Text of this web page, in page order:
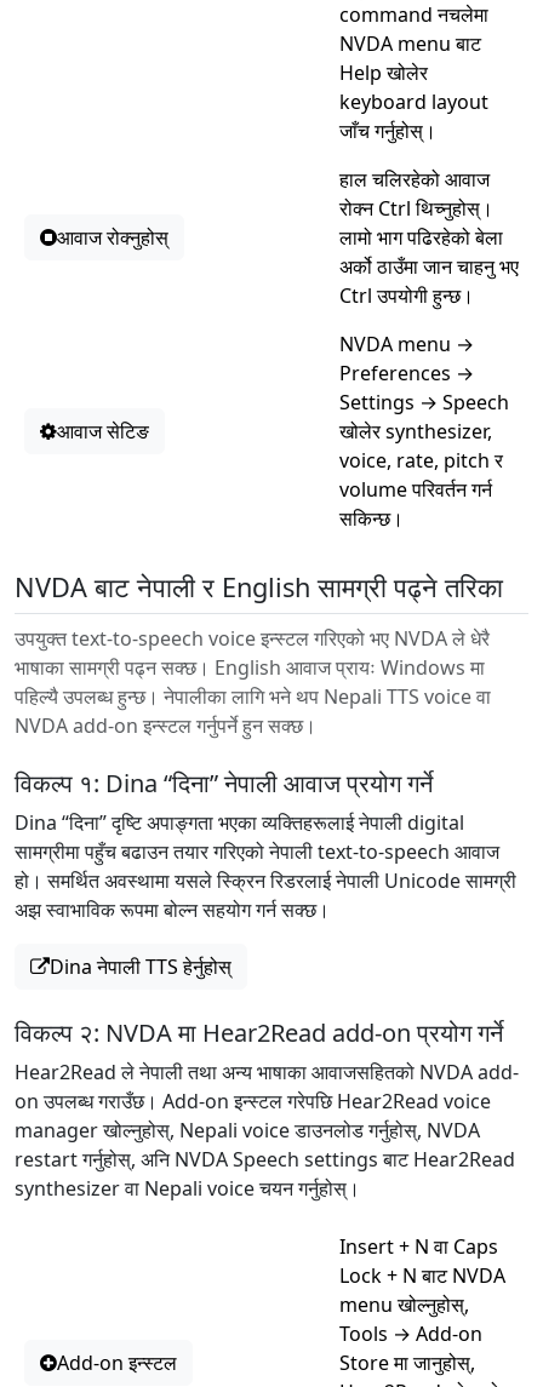
command नचलेमा
NVDA menu बाट
Help खोलेर
keyboard layout
जाँच गर्नुहोस्।
आवाज रोक्नुहोस्
हाल चलिरहेको आवाज
रोक्न Ctrl थिच्नुहोस्।
लामो भाग पढिरहेको बेला
अर्को ठाउँमा जान चाहनु भए
Ctrl उपयोगी हुन्छ।
आवाज सेटिङ
NVDA menu →
Preferences →
Settings → Speech
खोलेर synthesizer,
voice, rate, pitch र
volume परिवर्तन गर्न
सकिन्छ।
NVDA बाट नेपाली र English सामग्री पढ्ने तरिका
उपयुक्त text-to-speech voice इन्स्टल गरिएको भए NVDA ले धेरै
भाषाका सामग्री पढ्न सक्छ। English आवाज प्रायः Windows मा
पहिल्यै उपलब्ध हुन्छ। नेपालीका लागि भने थप Nepali TTS voice वा
NVDA add-on इन्स्टल गर्नुपर्ने हुन सक्छ।
विकल्प १: Dina “दिना” नेपाली आवाज प्रयोग गर्ने
Dina “दिना” दृष्टि अपाङ्गता भएका व्यक्तिहरूलाई नेपाली digital
सामग्रीमा पहुँच बढाउन तयार गरिएको नेपाली text-to-speech आवाज
हो। समर्थित अवस्थामा यसले स्क्रिन रिडरलाई नेपाली Unicode सामग्री
अझ स्वाभाविक रूपमा बोल्न सहयोग गर्न सक्छ।
Dina नेपाली TTS हेर्नुहोस्
विकल्प २: NVDA मा Hear2Read add-on प्रयोग गर्ने
Hear2Read ले नेपाली तथा अन्य भाषाका आवाजसहितको NVDA add-
on उपलब्ध गराउँछ। Add-on इन्स्टल गरेपछि Hear2Read voice
manager खोल्नुहोस्, Nepali voice डाउनलोड गर्नुहोस्, NVDA
restart गर्नुहोस्, अनि NVDA Speech settings बाट Hear2Read
synthesizer वा Nepali voice चयन गर्नुहोस्।
Add-on इन्स्टल
Insert + N वा Caps
Lock + N बाट NVDA
menu खोल्नुहोस्,
Tools → Add-on
Store मा जानुहोस्,